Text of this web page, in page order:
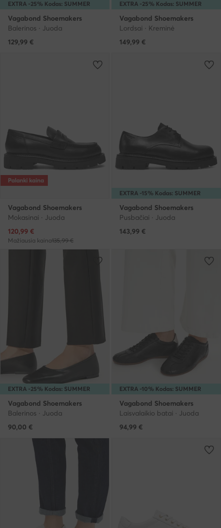
EXTRA -25% Kodas: SUMMER
Vagabond Shoemakers
Balerinos · Juoda
129,99 €
EXTRA -25% Kodas: SUMMER
Vagabond Shoemakers
Lordsai · Kreminė
149,99 €
Palanki kaina
Vagabond Shoemakers
Mokasinai · Juoda
Dabartinė kaina
120,99 €
Mažiausia kaina135,99 €
EXTRA -15% Kodas: SUMMER
Vagabond Shoemakers
Pusbačiai · Juoda
143,99 €
EXTRA -25% Kodas: SUMMER
Vagabond Shoemakers
Balerinos · Juoda
90,00 €
EXTRA -10% Kodas: SUMMER
Vagabond Shoemakers
Laisvalaikio batai · Juoda
94,99 €